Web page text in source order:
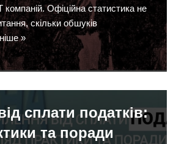
компаній. Офіційна статистика не
скільки обшуків
»
сплати податків:
та поради